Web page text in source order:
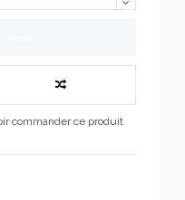
commander ce produit